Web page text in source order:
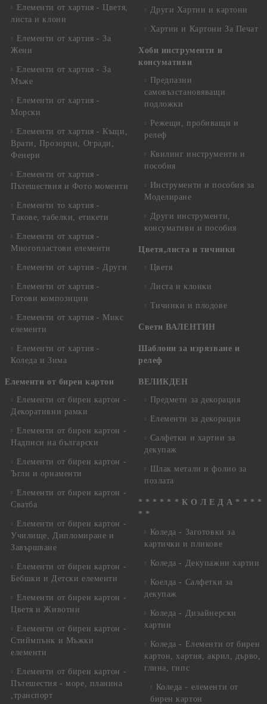
Елементи от хартия - Цветя,
листа и клони
Елементи от хартия - За
Жени
Елементи от хартия - За
Мъже
Елементи от хартия -
Морски
Елементи от хартия - Къщи,
Врати, Прозорци, Огради,
Фенери
Елементи от хартия -
Пътешествия и Фото моменти
Елементи то хартия -
Такове, табелки, етикети
Елементи от хартия -
Многопластови елементи
Елементи от хартия - Други
Елементи от хартия -
Готови композиции
Елементи от хартия - Микс
елементи
Елементи от хартия -
Коледа и Зима
Елементи от бирен картон
Елементи от бирен картон -
Декоративни рамки
Елементи от бирен картон -
Надписи на български
Елементи от бирен картон -
Ъгли и орнаменти
Елементи от бирен картон -
Сватба
Елементи от бирен картон -
Училище, Дипломиране и
Завършване
Елементи от бирен картон -
Бебшки и Детски елементи
Елементи от бирен картон -
Цветя и Животни
Елементи от бирен картон -
Стиймпънк и Мъжки
елементи
Елементи от бирен картон -
Пътешестия - море, планина
,транспорт
Други Хартии и картони
Хартии и Картони За Печат
Хоби инструменти и
консумативи
Предпазни
самовъзстановяващи
подложки
Режещи, пробиващи и
релеф
Квилинг инструменти и
пособия
Инструменти и пособия за
Моделиране
Други инструменти,
консумативи и пособия
Цветя,листа и тичинки
Цветя
Листа и клонки
Тичинки и плодове
Свети ВАЛЕНТИН
Шаблони за изрязване и
релеф
ВЕЛИКДЕН
Предмети за декорация
Елементи за декорация
Салфетки и хартии за
декупаж
Шлак метали и фолио за
позлата
* * * * * * К О Л Е Д А * * * *
* *
Коледа - Заготовки за
картички и пликове
Коледа - Декупажни хартии
Коелда - Салфетки за
декупаж
Коледа - Дизайнерски
хартии
Коледа - Eлементи от бирен
картон, хартия, акрил, дърво,
глина, гипс
Коледа - елементи от
бирен картон